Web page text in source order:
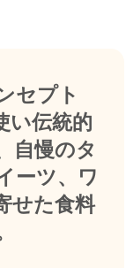
セプト
い伝統的
自慢のタ
ーツ、ワ
せた食料